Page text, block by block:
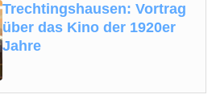
Trechtingshausen: Vortrag
über das Kino der 1920er
Jahre